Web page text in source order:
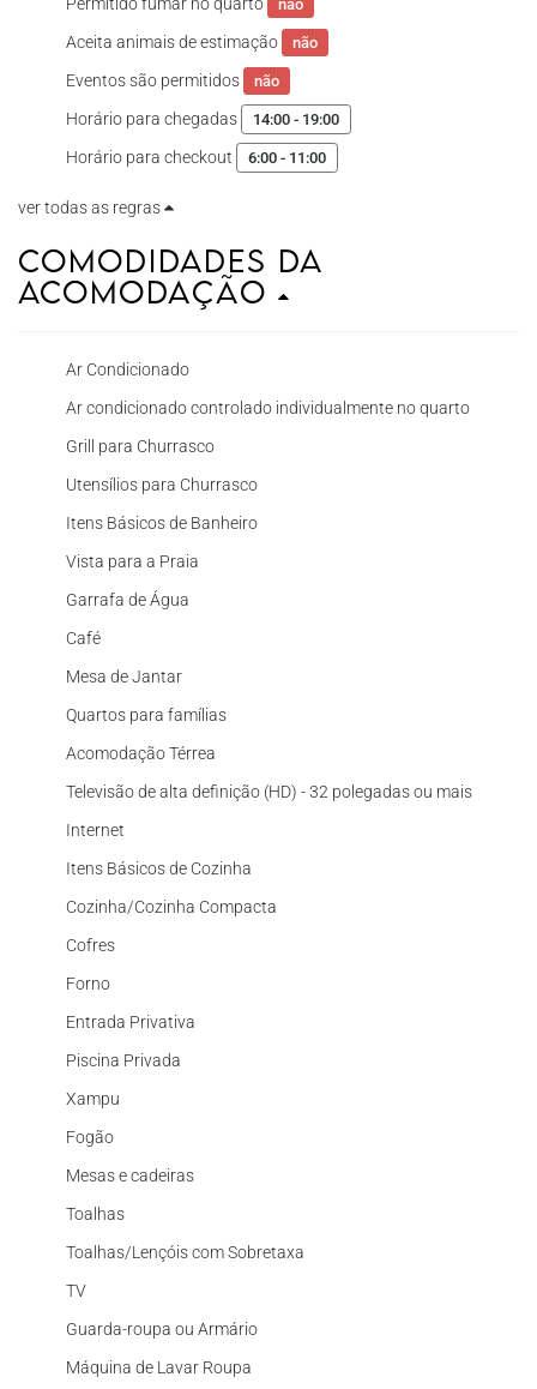
não
Aceita animais de estimação não
Eventos são permitidos não
Horário para chegadas 14:00 - 19:00
Horário para checkout 6:00 - 11:00
ver todas as regras
Comodidades da
Acomodação
Ar Condicionado
Ar condicionado controlado individualmente no quarto
Grill para Churrasco
Utensílios para Churrasco
Itens Básicos de Banheiro
Vista para a Praia
Garrafa de Água
Café
Mesa de Jantar
Quartos para famílias
Acomodação Térrea
Televisão de alta definição (HD) - 32 polegadas ou mais
Internet
Itens Básicos de Cozinha
Cozinha/Cozinha Compacta
Cofres
Forno
Entrada Privativa
Piscina Privada
Xampu
Fogão
Mesas e cadeiras
Toalhas
Toalhas/Lençóis com Sobretaxa
TV
Guarda-roupa ou Armário
Máquina de Lavar Roupa